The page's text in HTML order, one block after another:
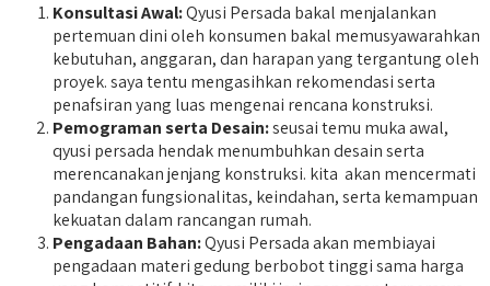
Konsultasi Awal:Qyusi Persada bakal menjalankan
pertemuan dini oleh konsumen bakal memusyawarahkan
kebutuhan, anggaran, dan harapan yang tergantung oleh
proyek. saya tentu mengasihkan rekomendasi serta
penafsiran yang luas mengenai rencana konstruksi.
Pemograman serta Desain:seusai temu muka awal,
qyusi persada hendak menumbuhkan desain serta
merencanakan jenjang konstruksi. kita akan mencermati
pandangan fungsionalitas, keindahan, serta kemampuan
kekuatan dalam rancangan rumah.
Pengadaan Bahan:Qyusi Persada akan membiayai
pengadaan materi gedung berbobot tinggi sama harga